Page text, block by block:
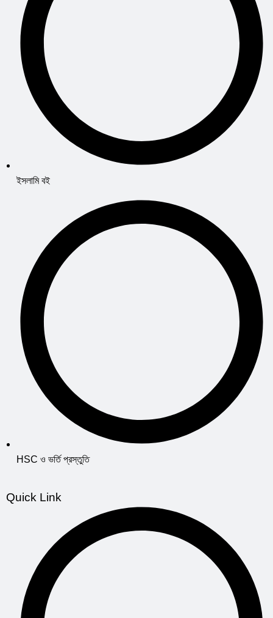
ইসলামি বই
HSC ও ভর্তি প্রস্তুতি
Quick Link